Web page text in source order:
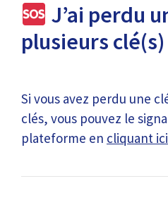
J’ai perdu
plusieurs clé(s)
Si vous avez perdu une
clés, vous pouvez le
plateforme en cliquant ici